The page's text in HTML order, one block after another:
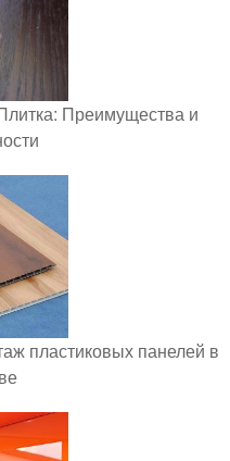
Преимущества и
пластиковых панелей в